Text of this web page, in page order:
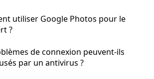
utiliser Google Photos pour le
?
de connexion peuvent-ils
par un antivirus ?